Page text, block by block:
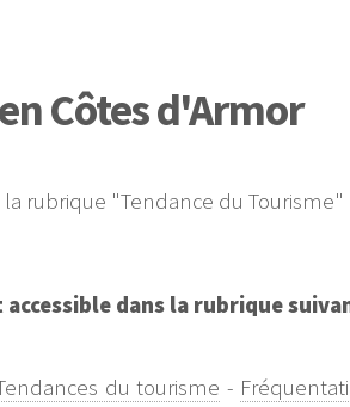
Côtes d'Armor
rubrique "Tendance du Tourisme"
dans la rubrique
du tourisme -